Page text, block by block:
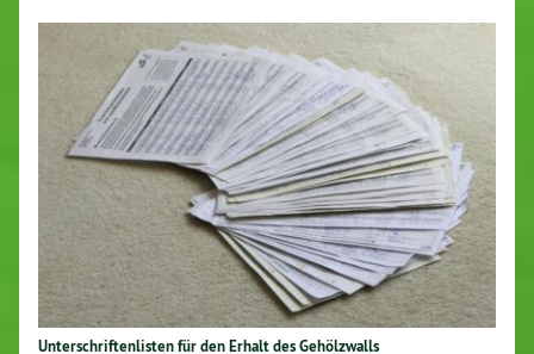
Unterschriftenlisten für den Erhalt des Gehölzwalls